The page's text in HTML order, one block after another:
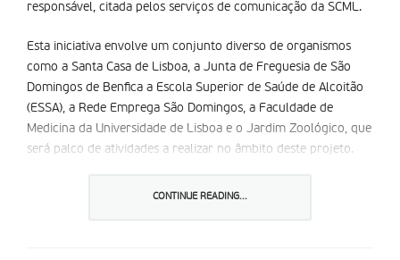
responsável, citada pelos serviços de comunicação da SCML.
Esta iniciativa envolve um conjunto diverso de organismos
como a Santa Casa de Lisboa, a Junta de Freguesia de São
Domingos de Benfica a Escola Superior de Saúde de Alcoitão
(ESSA), a Rede Emprega São Domingos, a Faculdade de
Medicina da Universidade de Lisboa e o Jardim Zoológico, que
será palco de atividades a realizar no âmbito deste projeto.
CONTINUE READING...